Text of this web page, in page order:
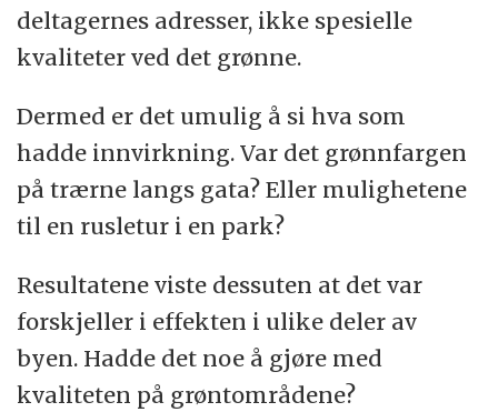
deltagernes adresser, ikke spesielle
kvaliteter ved det grønne.
Dermed er det umulig å si hva som
hadde innvirkning. Var det grønnfargen
på trærne langs gata? Eller mulighetene
til en rusletur i en park?
Resultatene viste dessuten at det var
forskjeller i effekten i ulike deler av
byen. Hadde det noe å gjøre med
kvaliteten på grøntområdene?